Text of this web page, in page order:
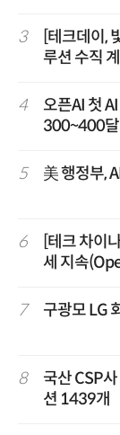
3
[테크데이,
루션 수직
4
오픈AI 첫
300~400달
5 美 행정부,
6
[테크 차이
세 지속
7 구광모 LG
8
국산 CSP
션 1439개